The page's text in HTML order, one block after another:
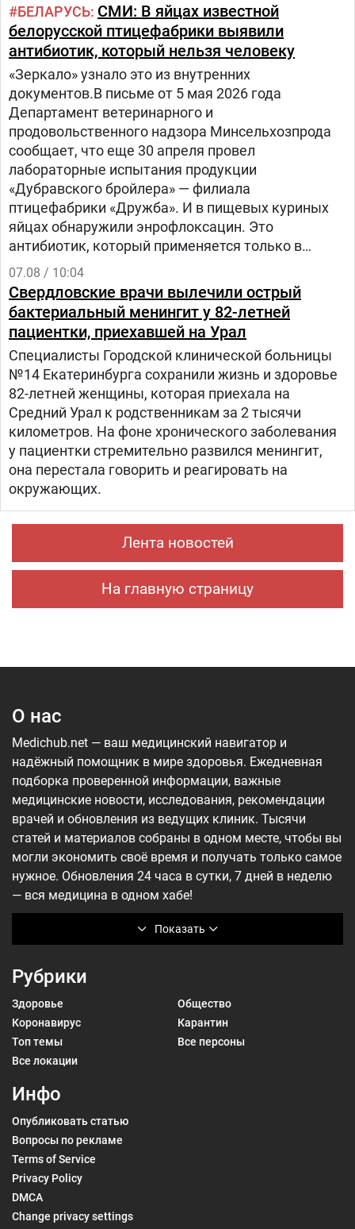
БЕЛАРУСЬ СМИ: В яйцах известной
белорусской птицефабрики выявили
антибиотик, который нельзя человеку
«Зеркало» узнало это из внутренних
документов.В письме от 5 мая 2026 года
Департамент ветеринарного и
продовольственного надзора Минсельхозпрода
сообщает, что еще 30 апреля провел
лабораторные испытания продукции
«Дубравского бройлера» — филиала
птицефабрики «Дружба». И в пищевых куриных
яйцах обнаружили энрофлоксацин. Это
антибиотик, который применяется только в
ветеринарии для лечения сельскохозяйственных,
домашних животных и птиц.
07.08 / 10:04
Свердловские врачи вылечили острый
бактериальный менингит у 82-летней
пациентки, приехавшей на Урал
Специалисты Городской клинической больницы
№14 Екатеринбурга сохранили жизнь и здоровье
82-летней женщины, которая приехала на
Средний Урал к родственникам за 2 тысячи
километров. На фоне хронического заболевания
у пациентки стремительно развился менингит,
она перестала говорить и реагировать на
окружающих.
Лента новостей
На главную страницу
О нас
Показать
Medichub.net — ваш медицинский навигатор и
надёжный помощник в мире здоровья. Ежедневная
подборка проверенной информации, важные
медицинские новости, исследования, рекомендации
врачей и обновления из ведущих клиник. Тысячи
статей и материалов собраны в одном месте, чтобы вы
могли экономить своё время и получать только самое
нужное. Обновления 24 часа в сутки, 7 дней в неделю
— вся медицина в одном хабе!
Рубрики
Здоровье
Общество
Коронавирус
Карантин
Топ темы
Все персоны
Все локации
Инфо
Опубликовать статью
Вопросы по рекламе
Terms of Service
Privacy Policy
DMCA
Change privacy settings